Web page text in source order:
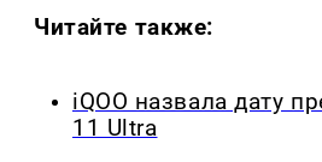
Читайте также:
iQOO назвала дату
11 Ultra